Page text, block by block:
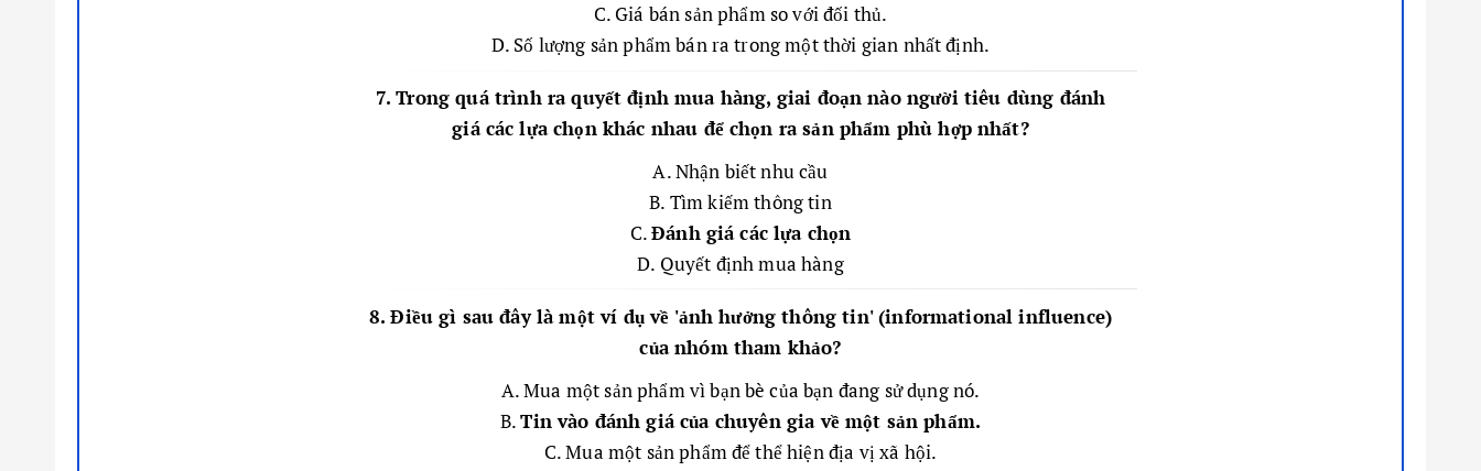
C. Giá bán sản phẩm so với đối thủ.
D. Số lượng sản phẩm bán ra trong một thời gian nhất định.
7. Trong quá trình ra quyết định mua hàng, giai đoạn nào người tiêu dùng đánh
giá các lựa chọn khác nhau để chọn ra sản phẩm phù hợp nhất?
A. Nhận biết nhu cầu
B. Tìm kiếm thông tin
C.Đánh giá các lựa chọn
D. Quyết định mua hàng
8. Điều gì sau đây là một ví dụ về 'ảnh hưởng thông tin' (informational influence)
của nhóm tham khảo?
A. Mua một sản phẩm vì bạn bè của bạn đang sử dụng nó.
B.Tin vào đánh giá của chuyên gia về một sản phẩm.
C. Mua một sản phẩm để thể hiện địa vị xã hội.